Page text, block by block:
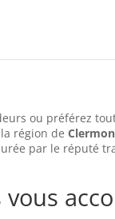
ou préférez
région de
par le réputé